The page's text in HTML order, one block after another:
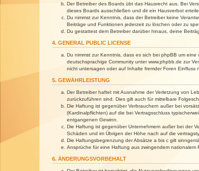
Der Betreiber des Boards übt das Hausrecht aus. Bei
dieses Boards ausschließen und dir ein Hausverbot
Du nimmst zur Kenntnis, dass der Betreiber keine
Beiträge und Funktionen jederzeit zu löschen oder zu
Du gestattest dem Betreiber darüber hinaus, deine
4. GENERAL PUBLIC LICENSE
Du nimmst zur Kenntnis, dass es sich bei phpBB um eine
deutschsprachige Community unter www.phpbb.de zur
nicht untersagen oder auf Inhalte fremder Foren Einfluss
5. GEWÄHRLEISTUNG
Der Betreiber haftet mit Ausnahme der Verletzung von
zurückzuführen sind. Dies gilt auch für mittelbare
Die Haftung ist gegenüber Verbrauchern außer bei
(Kardinalpflichten) auf die bei Vertragsschluss
entgangenen Gewinn.
Die Haftung ist gegenüber Unternehmern außer bei der
Schäden und im Übrigen der Höhe nach auf die
Die Haftungsbegrenzung der Absätze a bis c gilt
Ansprüche für eine Haftung aus zwingendem nationalem
6. ÄNDERUNGSVORBEHALT